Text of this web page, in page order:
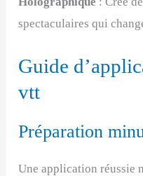
spectaculaires qui
Guide
vtt
Préparation
Une application réussie